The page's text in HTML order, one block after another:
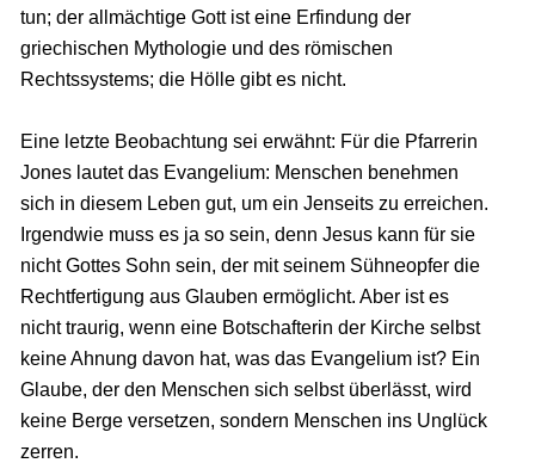
tun; der allmächtige Gott ist eine Erfindung der
griechischen Mythologie und des römischen
Rechtssystems; die Hölle gibt es nicht.
Eine letzte Beobachtung sei erwähnt: Für die Pfarrerin
Jones lautet das Evangelium: Menschen benehmen
sich in diesem Leben gut, um ein Jenseits zu erreichen.
Irgendwie muss es ja so sein, denn Jesus kann für sie
nicht Gottes Sohn sein, der mit seinem Sühneopfer die
Rechtfertigung aus Glauben ermöglicht. Aber ist es
nicht traurig, wenn eine Botschafterin der Kirche selbst
keine Ahnung davon hat, was das Evangelium ist? Ein
Glaube, der den Menschen sich selbst überlässt, wird
keine Berge versetzen, sondern Menschen ins Unglück
zerren.